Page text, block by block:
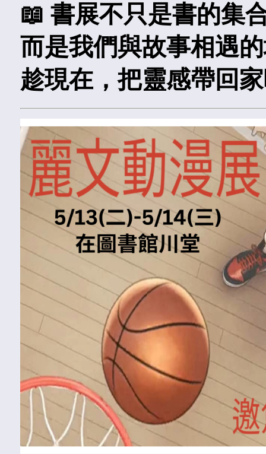
📖 書展不只是書的集
而是我們與故事相遇
趁現在，把靈感帶回